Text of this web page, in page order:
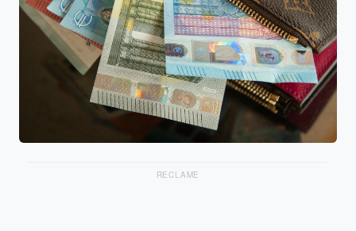
RECLAME